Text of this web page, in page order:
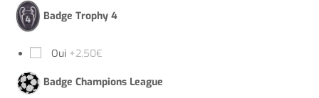
Badge Trophy 4
Oui +2.50€
Badge Champions League